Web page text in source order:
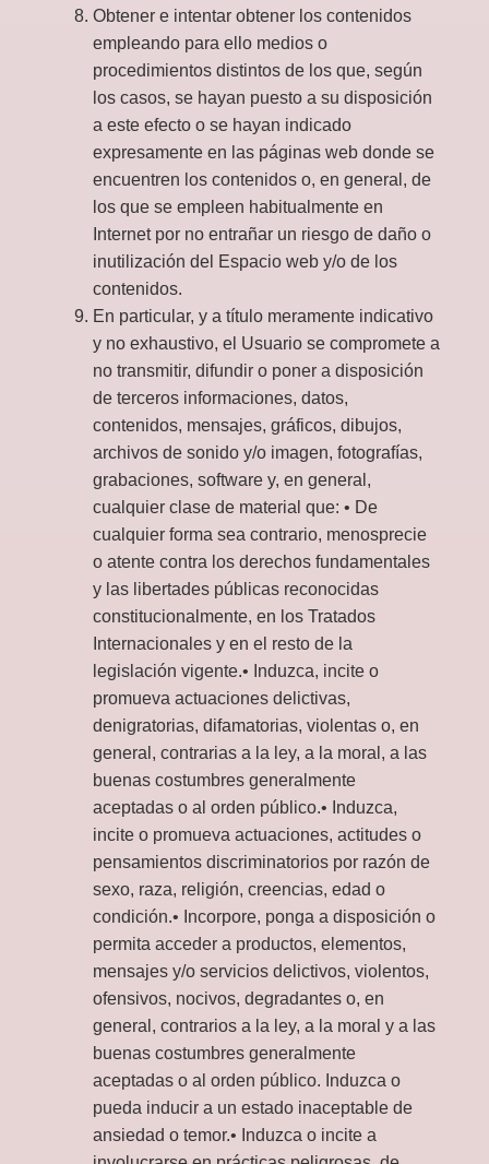
Obtener e intentar obtener los contenidos
empleando para ello medios o
procedimientos distintos de los que, según
los casos, se hayan puesto a su disposición
a este efecto o se hayan indicado
expresamente en las páginas web donde se
encuentren los contenidos o, en general, de
los que se empleen habitualmente en
Internet por no entrañar un riesgo de daño o
inutilización del Espacio web y/o de los
contenidos.
En particular, y a título meramente indicativo
y no exhaustivo, el Usuario se compromete a
no transmitir, difundir o poner a disposición
de terceros informaciones, datos,
contenidos, mensajes, gráficos, dibujos,
archivos de sonido y/o imagen, fotografías,
grabaciones, software y, en general,
cualquier clase de material que: • De
cualquier forma sea contrario, menosprecie
o atente contra los derechos fundamentales
y las libertades públicas reconocidas
constitucionalmente, en los Tratados
Internacionales y en el resto de la
legislación vigente.• Induzca, incite o
promueva actuaciones delictivas,
denigratorias, difamatorias, violentas o, en
general, contrarias a la ley, a la moral, a las
buenas costumbres generalmente
aceptadas o al orden público.• Induzca,
incite o promueva actuaciones, actitudes o
pensamientos discriminatorios por razón de
sexo, raza, religión, creencias, edad o
condición.• Incorpore, ponga a disposición o
permita acceder a productos, elementos,
mensajes y/o servicios delictivos, violentos,
ofensivos, nocivos, degradantes o, en
general, contrarios a la ley, a la moral y a las
buenas costumbres generalmente
aceptadas o al orden público. Induzca o
pueda inducir a un estado inaceptable de
ansiedad o temor.• Induzca o incite a